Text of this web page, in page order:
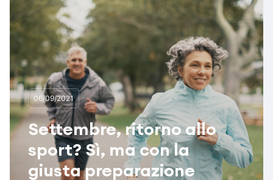
06/09/2021
Settembre, ritorno allo
sport? Sì, ma con la
giusta preparazione